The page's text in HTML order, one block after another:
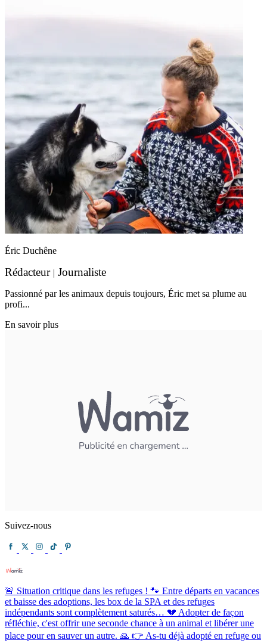
Éric Duchêne
Rédacteur | Journaliste
Passionné par les animaux depuis toujours, Éric met sa plume au
profi...
En savoir plus
Suivez-nous
🚨 Situation critique dans les refuges ! 🐾 Entre départs en vacances
et baisse des adoptions, les box de la SPA et des refuges
indépendants sont complètement saturés… 💔 Adopter de façon
réfléchie, c'est offrir une seconde chance à un animal et libérer une
place pour en sauver un autre. 🙏 👉 As-tu déjà adopté en refuge ou